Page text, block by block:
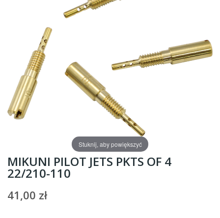
Stuknij, aby powiększyć
MIKUNI PILOT JETS PKTS OF 4
22/210-110
41,00 zł